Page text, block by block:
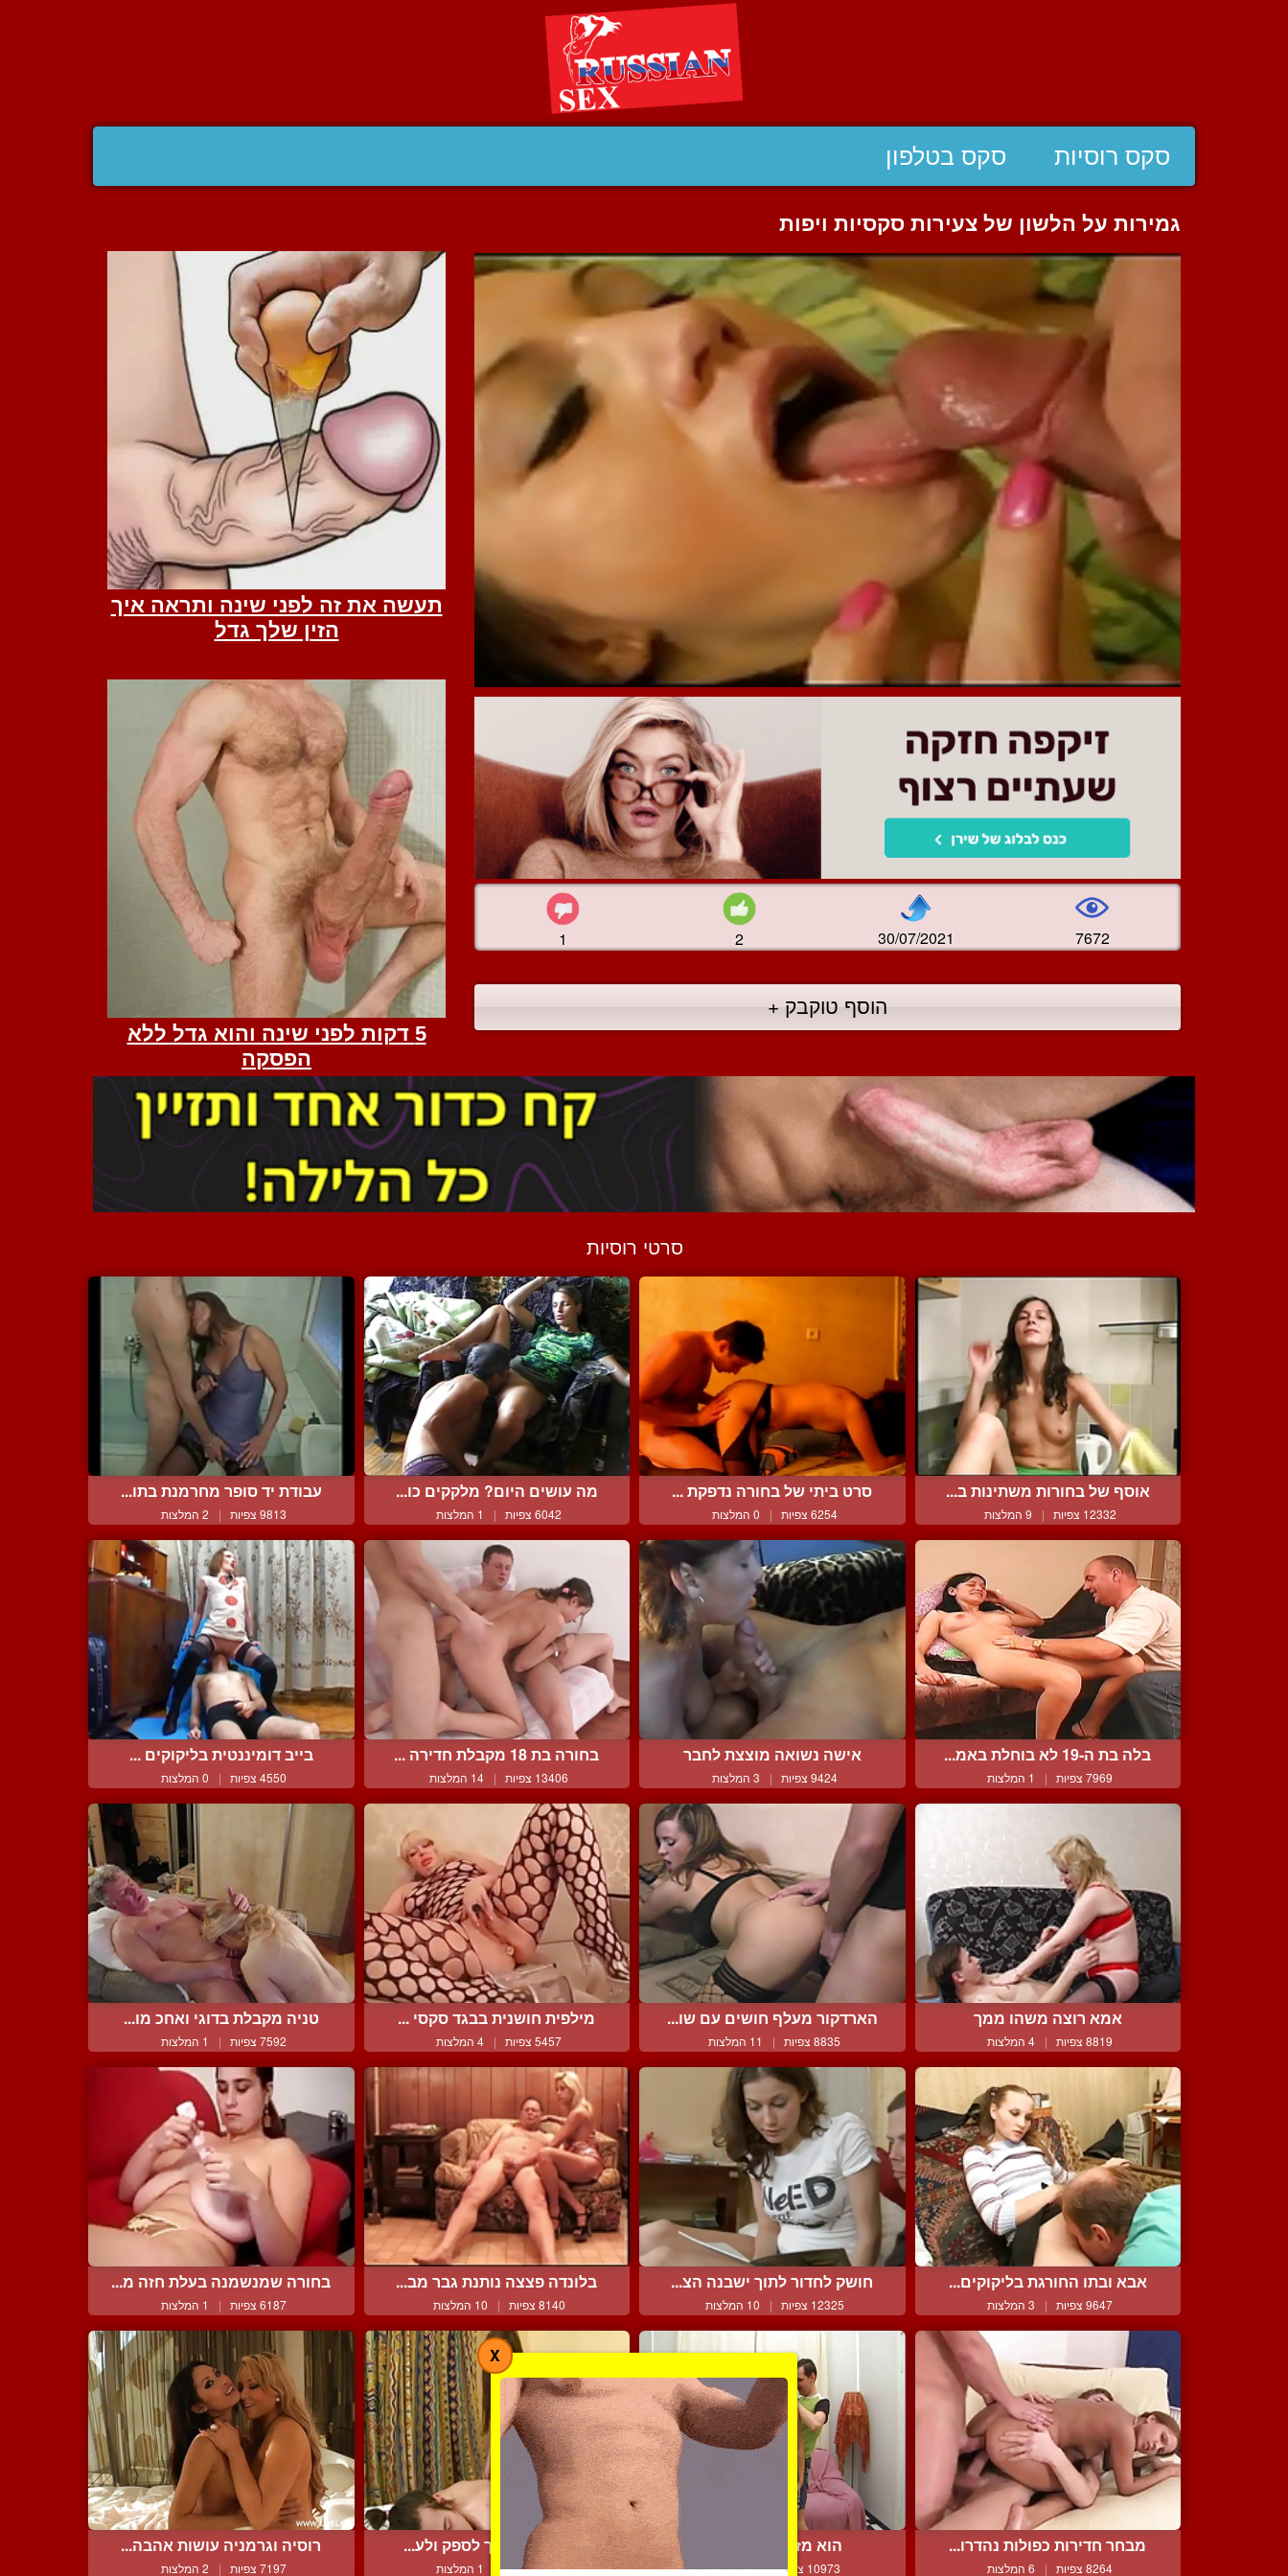
סקס רוסיות סקס בטלפון
גמירות על הלשון של צעירות סקסיות ויפות
1 2 30/07/2021 7672
הוסף טוקבק +
סרטי רוסיות
אוסף של בחורות משתינות ב...
12332 צפיות | 9 המלצות
סרט ביתי של בחורה נדפקת ...
6254 צפיות | 0 המלצות
מה עושים היום? מלקקים כו...
6042 צפיות | 1 המלצות
עבודת יד סופר מחרמנת בתו...
9813 צפיות | 2 המלצות
בלה בת ה-19 לא בוחלת באמ...
7969 צפיות | 1 המלצות
אישה נשואה מוצצת לחבר
9424 צפיות | 3 המלצות
בחורה בת 18 מקבלת חדירה ...
13406 צפיות | 14 המלצות
בייב דומיננטית בליקוקים ...
4550 צפיות | 0 המלצות
אמא רוצה משהו ממך
8819 צפיות | 4 המלצות
הארדקור מעלף חושים עם שו...
8835 צפיות | 11 המלצות
מילפית חושנית בבגד סקסי ...
5457 צפיות | 4 המלצות
טניה מקבלת בדוגי ואחכ מו...
7592 צפיות | 1 המלצות
אבא ובתו החורגת בליקוקים...
9647 צפיות | 3 המלצות
חושק לחדור לתוך ישבנה הצ...
12325 צפיות | 10 המלצות
בלונדה פצצה נותנת גבר מב...
8140 צפיות | 10 המלצות
בחורה שמנשמנה בעלת חזה מ...
6187 צפיות | 1 המלצות
מבחר חדירות כפולות נהדרו...
8264 צפיות | 6 המלצות
הוא מזיין כל דבר שזז
10973 צפיות | 8 המלצות
גוליה יודעת איך לספק ולע...
6227 צפיות | 1 המלצות
רוסיה וגרמניה עושות אהבה...
7197 צפיות | 2 המלצות
X